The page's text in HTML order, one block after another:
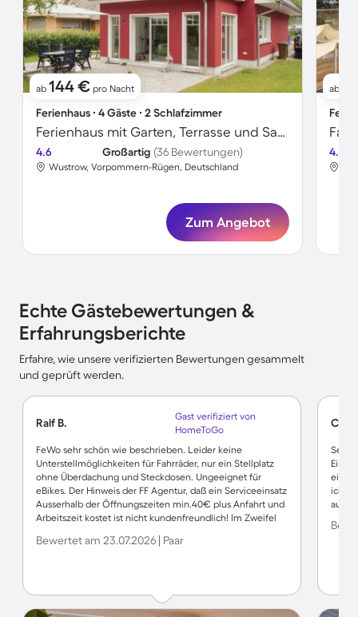
ab 144 € pro Nacht
Ferienhaus ∙ 4 Gäste ∙ 2 Schlafzimmer
Ferienhaus mit Garten, Terrasse und Sauna
4.6 Großartig (36 Bewertungen)
Wustrow, Vorpommern-Rügen, Deutschland
Zum Angebot
ab
4.5
Echte Gästebewertungen &
Erfahrungsberichte
Erfahre, wie unsere verifizierten Bewertungen gesammelt
und geprüft werden.
Ralf B.
Gast verifiziert von
HomeToGo
FeWo sehr schön wie beschrieben. Leider keine
Unterstellmöglichkeiten für Fahrräder, nur ein Stellplatz
ohne Überdachung und Steckdosen. Ungeeignet für
eBikes. Der Hinweis der FF Agentur, daß ein Serviceeinsatz
Ausserhalb der Öffnungszeiten min.40€ plus Anfahrt und
Arbeitszeit kostet ist nicht kundenfreundlich! Im Zweifel
Rohrverstopfung) weil man die Öffnungszeiten abwartet.
Bewertet am 23.07.2026 | Paar
Sehr
eine
ich